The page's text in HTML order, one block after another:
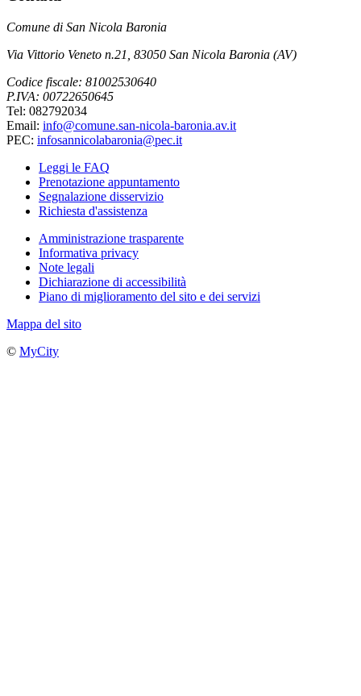
Comune di San Nicola Baronia
Via Vittorio Veneto n.21, 83050 San Nicola Baronia (AV)
Codice fiscale: 81002530640
P.IVA: 00722650645
Tel: 082792034
Email: info@comune.san-nicola-baronia.av.it
PEC: infosannicolabaronia@pec.it
Leggi le FAQ
Prenotazione appuntamento
Segnalazione disservizio
Richiesta d'assistenza
Amministrazione trasparente
Informativa privacy
Note legali
Dichiarazione di accessibilità
Piano di miglioramento del sito e dei servizi
Mappa del sito
© MyCity